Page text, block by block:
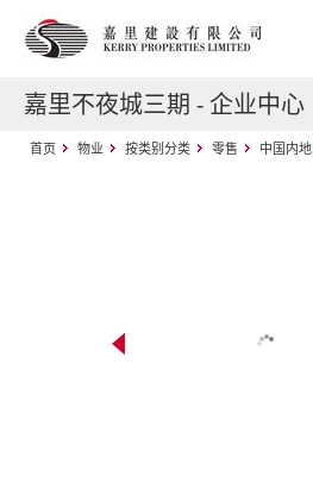
嘉里不夜城三期 - 企业中心
首页 物业 按类别分类 零售 中国内地